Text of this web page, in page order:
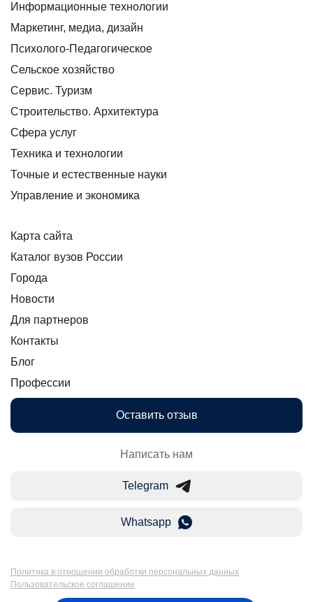
Информационные технологии
Маркетинг, медиа, дизайн
Психолого-Педагогическое
Сельское хозяйство
Сервис. Туризм
Строительство. Архитектура
Сфера услуг
Техника и технологии
Точные и естественные науки
Управление и экономика
Карта сайта
Каталог вузов России
Города
Новости
Для партнеров
Контакты
Блог
Профессии
Оставить отзыв
Написать нам
Telegram
Whatsapp
Политика в отношении обработки персональных данных
Пользовательское соглашение